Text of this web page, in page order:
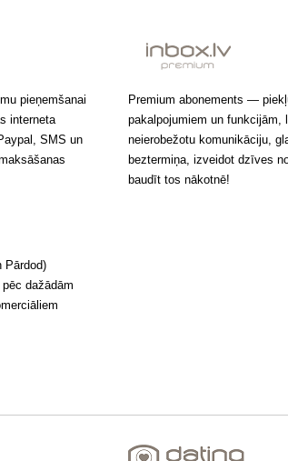
pieņemšanai
interneta
SMS un
Premium abonements —
pakalpojumiem un funkcijām,
neierobežotu komunikāciju,
beztermiņa, izveidot dzīves
baudīt tos nākotnē!
Pārdod)
dažādām